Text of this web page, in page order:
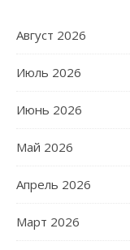
Август 2026
Июль 2026
Июнь 2026
Май 2026
Апрель 2026
Март 2026